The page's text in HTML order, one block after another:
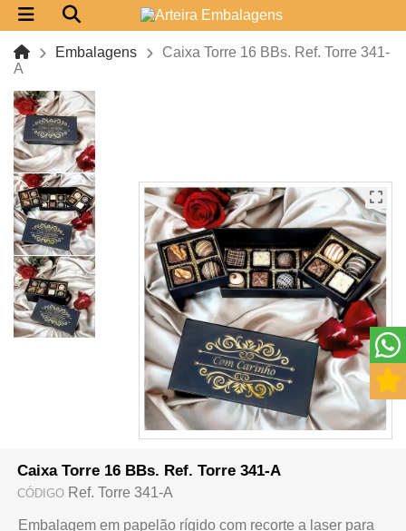
Embalagens
Caixa Torre 16 BBs. Ref. Torre 341-
A
Caixa Torre 16 BBs. Ref. Torre 341-A
CÓDIGO Ref. Torre 341-A
Embalagem em papelão rígido com recorte a laser para